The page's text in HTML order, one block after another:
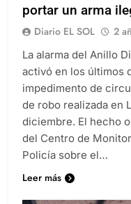
portar un arma
Diario EL SOL 2
La alarma del Anillo
activó en los últimos
impedimento de
de robo realizada en
diciembre. El hecho
del Centro de
Policía sobre el…
Leer más